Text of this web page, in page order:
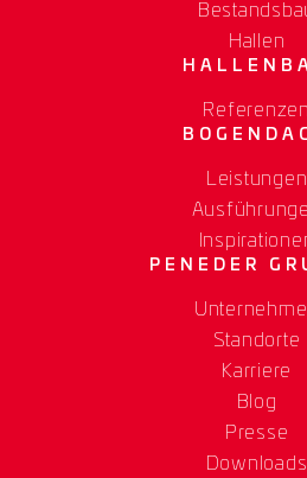
Hallen
Referenzen
Leistungen
PENEDER
Standorte
Karriere
Blog
Presse
Downloads